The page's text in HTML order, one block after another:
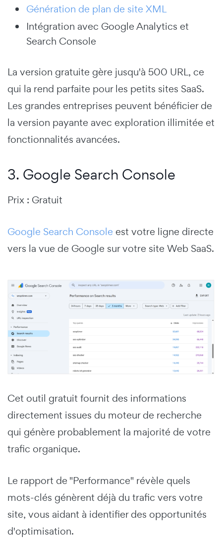
Génération de plan de site XML
Intégration avec Google Analytics et
Search Console
La version gratuite gère jusqu'à 500 URL, ce
qui la rend parfaite pour les petits sites SaaS.
Les grandes entreprises peuvent bénéficier de
la version payante avec exploration illimitée et
fonctionnalités avancées.
3. Google Search Console
Prix : Gratuit
Google Search Console est votre ligne directe
vers la vue de Google sur votre site Web SaaS.
Cet outil gratuit fournit des informations
directement issues du moteur de recherche
qui génère probablement la majorité de votre
trafic organique.
Le rapport de "Performance" révèle quels
mots-clés génèrent déjà du trafic vers votre
site, vous aidant à identifier des opportunités
d'optimisation.